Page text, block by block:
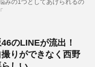
みの1つとしてあげられるの
のLINEが流出！
りができなく西野